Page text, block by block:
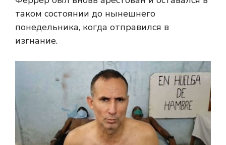
таком состоянии до нынешнего
понедельника, когда отправился в
изгнание.